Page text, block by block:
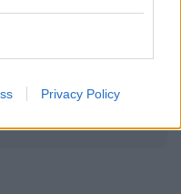
Privacy Policy
Newsκαι